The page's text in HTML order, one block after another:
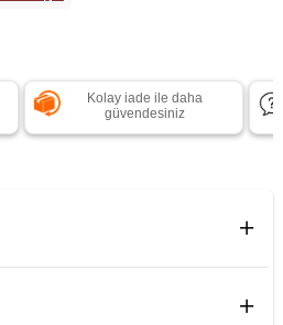
Kolay iade ile daha
güvendesiniz